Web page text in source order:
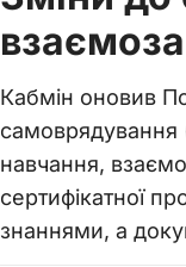
Кабмін оновив
самоврядування
навчання,
сертифікатної
знаннями, а